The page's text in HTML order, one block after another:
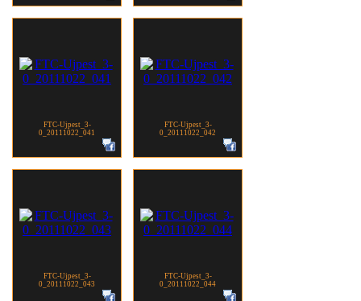
FTC-Ujpest_3-
0_20111022_041
FTC-Ujpest_3-
0_20111022_042
FTC-Ujpest_3-
0_20111022_043
FTC-Ujpest_3-
0_20111022_044